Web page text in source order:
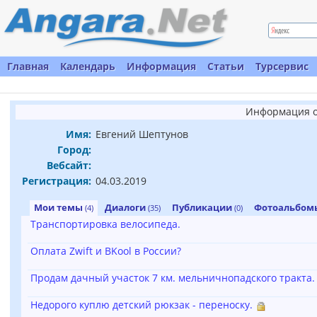
Главная Календарь Информация Статьи Турсервис
Информация
Имя: Евгений Шептунов
Город:
Вебсайт:
Регистрация: 04.03.2019
Мои темы (4) Диалоги (35) Публикации (0)
Транспортировка велосипеда.
Оплата Zwift и BKool в России?
Продам дачный участок 7 км. мельничнопадского тракта.
Недорого куплю детский рюкзак - переноску.